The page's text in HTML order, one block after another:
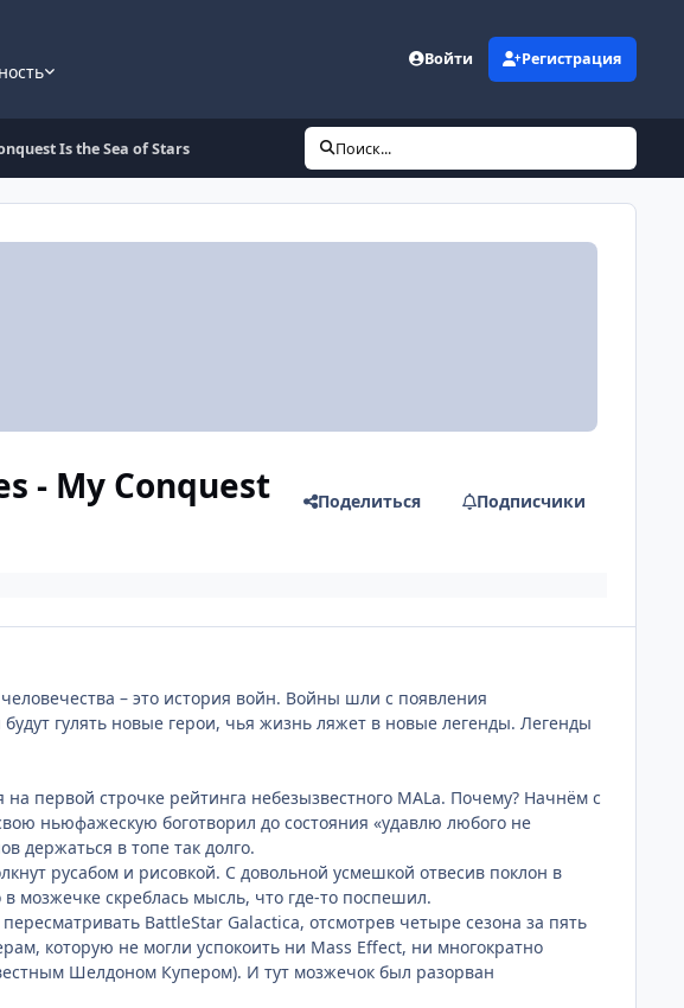
Войти Регистрация
Is the Sea of Stars Поиск...
- My Conquest Поделиться Подписчики
– это история войн. Войны шли с появления
гулять новые герои, чья жизнь ляжет в новые легенды. Легенды
первой строчке рейтинга небезызвестного MALа. Почему? Начнём с
ньюфажескую боготворил до состояния «удавлю любого не
держаться в топе так долго.
русабом и рисовкой. С довольной усмешкой отвесив поклон в
мозжечке скреблась мысль, что где-то поспешил.
BattleStar Galactica, отсмотрев четыре сезона за пять
которую не могли успокоить ни Mass Effect, ни многократно
Шелдоном Купером). И тут мозжечок был разорван